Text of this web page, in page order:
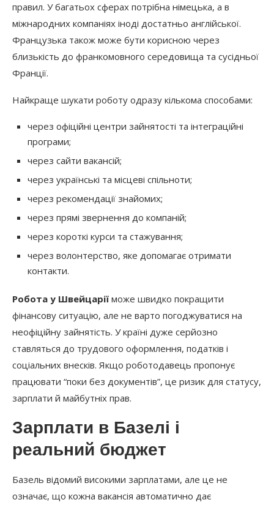
правил. У багатьох сферах потрібна німецька, а в
міжнародних компаніях іноді достатньо англійської.
Французька також може бути корисною через
близькість до франкомовного середовища та сусідньої
Франції.
Найкраще шукати роботу одразу кількома способами:
через офіційні центри зайнятості та інтеграційні
програми;
через сайти вакансій;
через українські та місцеві спільноти;
через рекомендації знайомих;
через прямі звернення до компаній;
через короткі курси та стажування;
через волонтерство, яке допомагає отримати
контакти.
Робота у Швейцарії може швидко покращити
фінансову ситуацію, але не варто погоджуватися на
неофіційну зайнятість. У країні дуже серйозно
ставляться до трудового оформлення, податків і
соціальних внесків. Якщо роботодавець пропонує
працювати “поки без документів”, це ризик для статусу,
зарплати й майбутніх прав.
Зарплати в Базелі і
реальний бюджет
Базель відомий високими зарплатами, але це не
означає, що кожна вакансія автоматично дає